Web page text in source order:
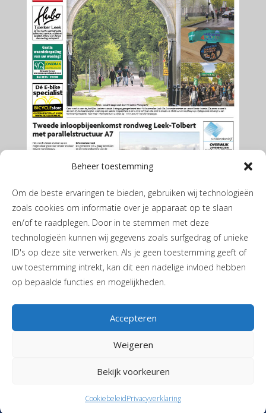
Beheer toestemming
Om de beste ervaringen te bieden, gebruiken wij technologieën
zoals cookies om informatie over je apparaat op te slaan
en/of te raadplegen. Door in te stemmen met deze
technologieën kunnen wij gegevens zoals surfgedrag of unieke
ID's op deze site verwerken. Als je geen toestemming geeft of
uw toestemming intrekt, kan dit een nadelige invloed hebben
op bepaalde functies en mogelijkheden.
Accepteren
Weigeren
Bekijk voorkeuren
CookiebeleidPrivacyverklaring
De Leekster juni 2026
06-40405244|Stuur een mail| Vormgeving en realisatie